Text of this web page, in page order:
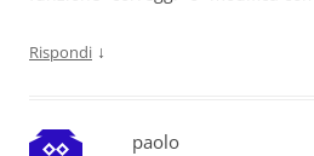
Rispondi ↓
paolo